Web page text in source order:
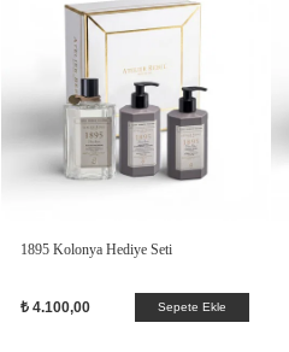
1895 Kolonya Hediye Seti
₺ 4.100,00 Sepete Ekle